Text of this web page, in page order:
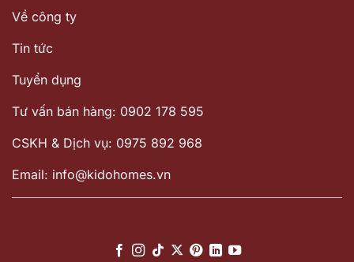
Về công ty
Tin tức
Tuyển dụng
Tư vấn bán hàng: 0902 178 595
CSKH & Dịch vụ: 0975 892 968
Email: info@kidohomes.vn